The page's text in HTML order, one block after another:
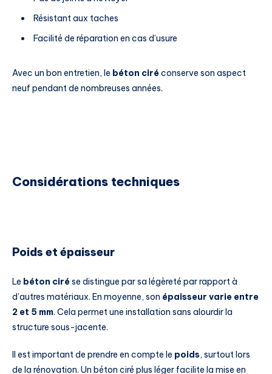
Résistant aux taches
Facilité de réparation en cas d’usure
Avec un bon entretien, le béton ciréconserve son aspect
neuf pendant de nombreuses années.
Considérations techniques
Poids et épaisseur
Le béton cirése distingue par sa légèreté par rapport à
d’autres matériaux. En moyenne, son épaisseur varie entre
2 et 5 mm. Cela permet une installation sans alourdir la
structure sous-jacente.
Il est important de prendre en compte le poids, surtout lors
de la rénovation. Un béton ciré plus léger facilite la mise en